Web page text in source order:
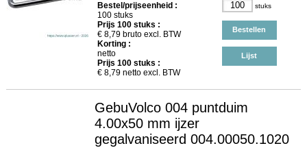
Bestel/prijseenheid :
100 stuks
Prijs 100stuks :
€ 8,79bruto excl. BTW
Korting :
netto
Prijs 100stuks :
€ 8,79netto excl. BTW
stuks
Bestellen
Lijst
GebuVolco 004 puntduim
4.00x50 mm ijzer
gegalvaniseerd 004.00050.1020